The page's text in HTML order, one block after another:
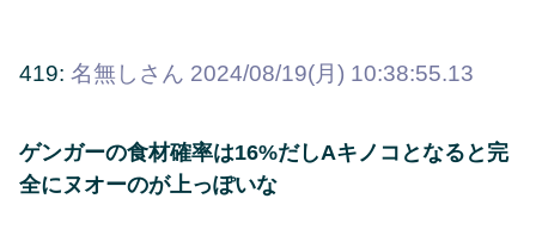
419: 名無しさん 2024/08/19(月) 10:38:55.13
ゲンガーの食材確率は16%だしAキノコとなると完
全にヌオーのが上っぽいな